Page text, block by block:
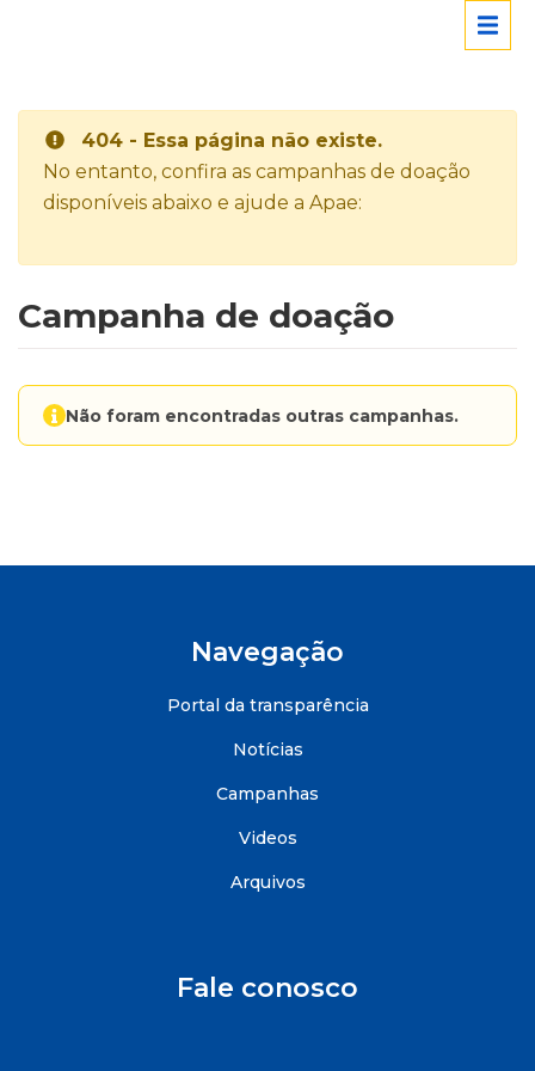
404 - Essa página não existe.
No entanto, confira as campanhas de doação
disponíveis abaixo e ajude a Apae:
Campanha de doação
Não foram encontradas outras campanhas.
Navegação
Portal da transparência
Notícias
Campanhas
Videos
Arquivos
Fale conosco